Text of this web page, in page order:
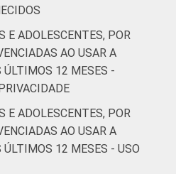
E ADOLESCENTES, POR
AO USAR A
ÚLTIMOS 12 MESES -
E ADOLESCENTES, POR
AO USAR A
ÚLTIMOS 12 MESES - USO